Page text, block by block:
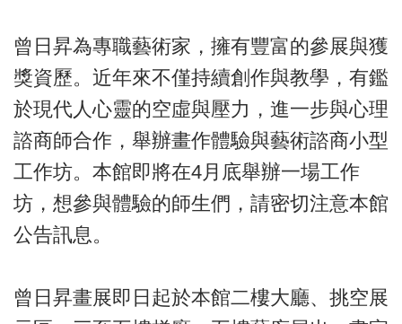
曾日昇為專職藝術家，擁有豐富的參展與獲
獎資歷。近年來不僅持續創作與教學，有鑑
於現代人心靈的空虛與壓力，進一步與心理
諮商師合作，舉辦畫作體驗與藝術諮商小型
工作坊。本館即將在4月底舉辦一場工作
坊，想參與體驗的師生們，請密切注意本館
公告訊息。
曾日昇畫展即日起於本館二樓大廳、挑空展